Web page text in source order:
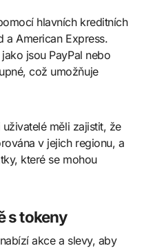
hlavních kreditních
a American Express.
jsou PayPal nebo
což umožňuje
měli zajistit, že
v jejich regionu, a
které se mohou
s tokeny
akce a slevy, aby